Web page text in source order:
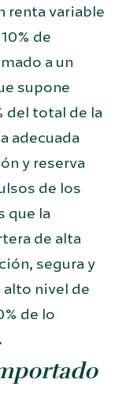
renta variable
de
a un
supone
del total de la
adecuada
y reserva
de los
que la
de alta
segura y
nivel de
de lo